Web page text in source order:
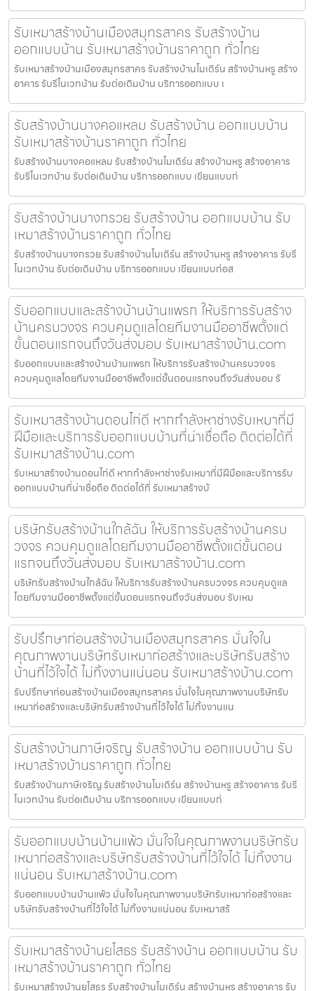
รับเหมาสร้างบ้านเมืองสมุทรสาคร รับสร้างบ้าน
ออกแบบบ้าน รับเหมาสร้างบ้านราคาถูก ทั่วไทย
รับเหมาสร้างบ้านเมืองสมุทรสาคร รับสร้างบ้านโมเดิร์น สร้างบ้านหรู สร้าง
อาคาร รับรีโนเวทบ้าน รับต่อเติมบ้าน บริการออกแบบ เ
รับสร้างบ้านบางคอแหลม รับสร้างบ้าน ออกแบบบ้าน
รับเหมาสร้างบ้านราคาถูก ทั่วไทย
รับสร้างบ้านบางคอแหลม รับสร้างบ้านโมเดิร์น สร้างบ้านหรู สร้างอาคาร
รับรีโนเวทบ้าน รับต่อเติมบ้าน บริการออกแบบ เขียนแบบก่
รับสร้างบ้านบางกรวย รับสร้างบ้าน ออกแบบบ้าน รับ
เหมาสร้างบ้านราคาถูก ทั่วไทย
รับสร้างบ้านบางกรวย รับสร้างบ้านโมเดิร์น สร้างบ้านหรู สร้างอาคาร รับรี
โนเวทบ้าน รับต่อเติมบ้าน บริการออกแบบ เขียนแบบก่อส
รับออกแบบและสร้างบ้านบ้านแพรก ให้บริการรับสร้าง
บ้านครบวงจร ควบคุมดูแลโดยทีมงานมืออาชีพตั้งแต่
ขั้นตอนแรกจนถึงวันส่งมอบ รับเหมาสร้างบ้าน.com
รับออกแบบและสร้างบ้านบ้านแพรก ให้บริการรับสร้างบ้านครบวงจร
ควบคุมดูแลโดยทีมงานมืออาชีพตั้งแต่ขั้นตอนแรกจนถึงวันส่งมอบ รั
รับเหมาสร้างบ้านดอนไก่ดี หากกำลังหาช่างรับเหมาที่มี
ฝีมือและบริการรับออกแบบบ้านที่น่าเชื่อถือ ติดต่อได้ที่
รับเหมาสร้างบ้าน.com
รับเหมาสร้างบ้านดอนไก่ดี หากกำลังหาช่างรับเหมาที่มีฝีมือและบริการรับ
ออกแบบบ้านที่น่าเชื่อถือ ติดต่อได้ที่ รับเหมาสร้างบ้
บริษัทรับสร้างบ้านใกล้ฉัน ให้บริการรับสร้างบ้านครบ
วงจร ควบคุมดูแลโดยทีมงานมืออาชีพตั้งแต่ขั้นตอน
แรกจนถึงวันส่งมอบ รับเหมาสร้างบ้าน.com
บริษัทรับสร้างบ้านใกล้ฉัน ให้บริการรับสร้างบ้านครบวงจร ควบคุมดูแล
โดยทีมงานมืออาชีพตั้งแต่ขั้นตอนแรกจนถึงวันส่งมอบ รับเหม
รับปรึกษาก่อนสร้างบ้านเมืองสมุทรสาคร มั่นใจใน
คุณภาพงานบริษัทรับเหมาก่อสร้างและบริษัทรับสร้าง
บ้านที่ไว้ใจได้ ไม่ทิ้งงานแน่นอน รับเหมาสร้างบ้าน.com
รับปรึกษาก่อนสร้างบ้านเมืองสมุทรสาคร มั่นใจในคุณภาพงานบริษัทรับ
เหมาก่อสร้างและบริษัทรับสร้างบ้านที่ไว้ใจได้ ไม่ทิ้งงานแน
รับสร้างบ้านภาษีเจริญ รับสร้างบ้าน ออกแบบบ้าน รับ
เหมาสร้างบ้านราคาถูก ทั่วไทย
รับสร้างบ้านภาษีเจริญ รับสร้างบ้านโมเดิร์น สร้างบ้านหรู สร้างอาคาร รับรี
โนเวทบ้าน รับต่อเติมบ้าน บริการออกแบบ เขียนแบบก่
รับออกแบบบ้านบ้านแพ้ว มั่นใจในคุณภาพงานบริษัทรับ
เหมาก่อสร้างและบริษัทรับสร้างบ้านที่ไว้ใจได้ ไม่ทิ้งงาน
แน่นอน รับเหมาสร้างบ้าน.com
รับออกแบบบ้านบ้านแพ้ว มั่นใจในคุณภาพงานบริษัทรับเหมาก่อสร้างและ
บริษัทรับสร้างบ้านที่ไว้ใจได้ ไม่ทิ้งงานแน่นอน รับเหมาสร้
รับเหมาสร้างบ้านยโสธร รับสร้างบ้าน ออกแบบบ้าน รับ
เหมาสร้างบ้านราคาถูก ทั่วไทย
รับเหมาสร้างบ้านยโสธร รับสร้างบ้านโมเดิร์น สร้างบ้านหรู สร้างอาคาร รับ